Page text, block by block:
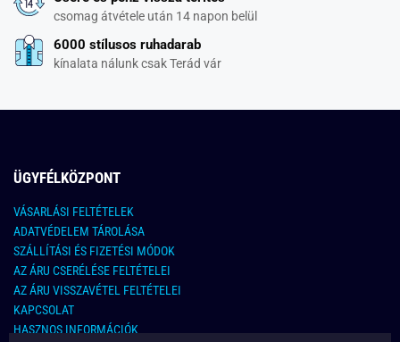
csomag átvétele után 14 napon belül
6000 stílusos ruhadarab
kínalata nálunk csak Terád vár
ÜGYFÉLKÖZPONT
VÁSARLÁSI FELTÉTELEK
ADATVÉDELEM TÁROLÁSA
SZÁLLÍTÁSI ÉS FIZETÉSI MÓDOK
AZ ÁRU CSERÉLÉSE FELTÉTELEI
AZ ÁRU VISSZAVÉTEL FELTÉTELEI
KAPCSOLAT
HASZNOS INFORMÁCIÓK